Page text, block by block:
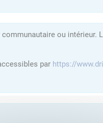
ou intérieur.
par https://